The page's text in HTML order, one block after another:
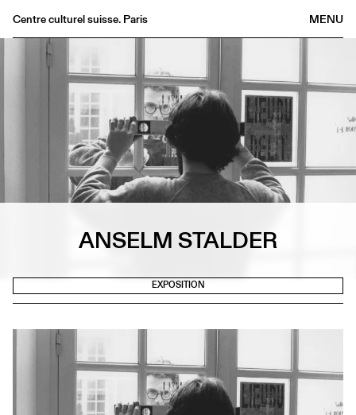
MENU
Centre culturel suisse. Paris
Agenda
Médiathèque
Informations
ANSELM STALDER
EXPOSITION